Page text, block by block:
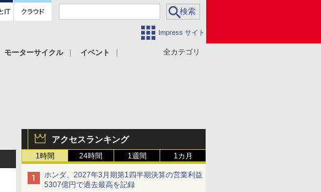
Impress サイト
全カテゴリ
モーターサイクル
イベント
アクセスランキング
1時間 24時間 1週間 1カ月
ホンダ、2027年3月期第1四半期決算の営業利益
5307億円で過去最高を記録